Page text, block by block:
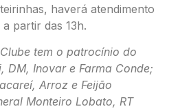
haverá atendimento
partir das 13h.
tem o patrocínio do
DM, Inovar e Farma Conde;
Arroz e Feijão
Monteiro Lobato, RT